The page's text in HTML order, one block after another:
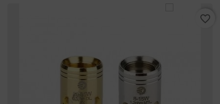
favorite_border